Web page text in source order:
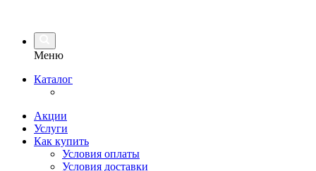
Меню
Каталог
Акции
Услуги
Как купить
Условия оплаты
Условия доставки